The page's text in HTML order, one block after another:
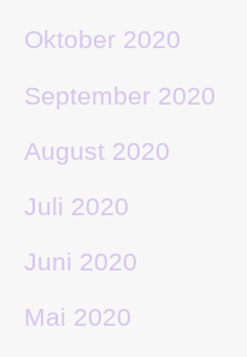
Oktober 2020
September 2020
August 2020
Juli 2020
Juni 2020
Mai 2020